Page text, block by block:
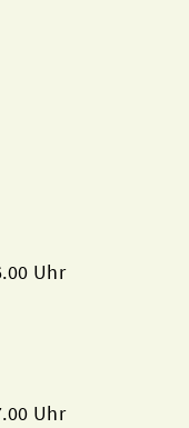
Uhr
Uhr